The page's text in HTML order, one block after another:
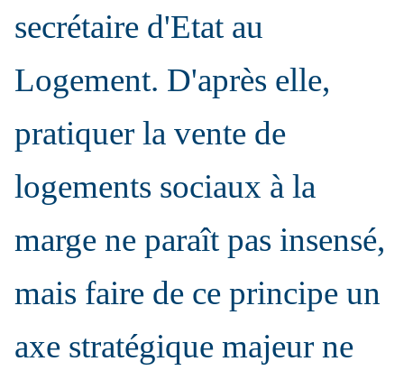
secrétaire d'Etat au
Logement. D'après elle,
pratiquer la vente de
logements sociaux à la
marge ne paraît pas insensé,
mais faire de ce principe un
axe stratégique majeur ne